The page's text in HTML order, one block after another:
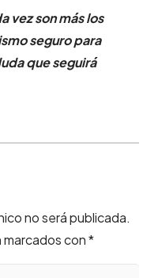
vez son más los
seguro para
que seguirá
no será publicada.
con*